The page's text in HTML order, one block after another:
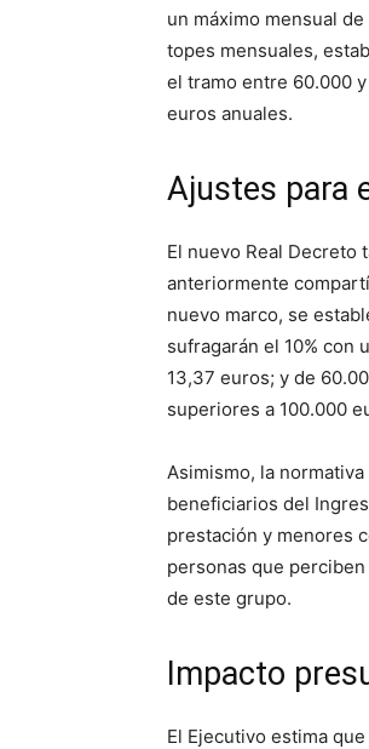
un máximo mensual
topes mensuales,
el tramo entre 60.000
euros anuales.
Ajustes para
El nuevo Real Decreto
anteriormente
nuevo marco, se
sufragarán el 10% con
13,37 euros; y de
superiores a 100.000
Asimismo, la
beneficiarios del
prestación y menores
personas que
de este grupo.
Impacto
El Ejecutivo estima